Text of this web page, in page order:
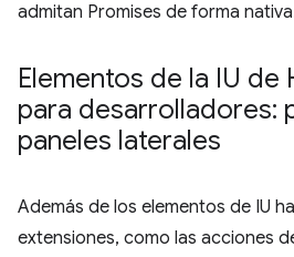
admitan Promises de forma
Elementos de la IU de
para desarrolladores:
paneles laterales
Además de los elementos de IU
extensiones, como las acciones